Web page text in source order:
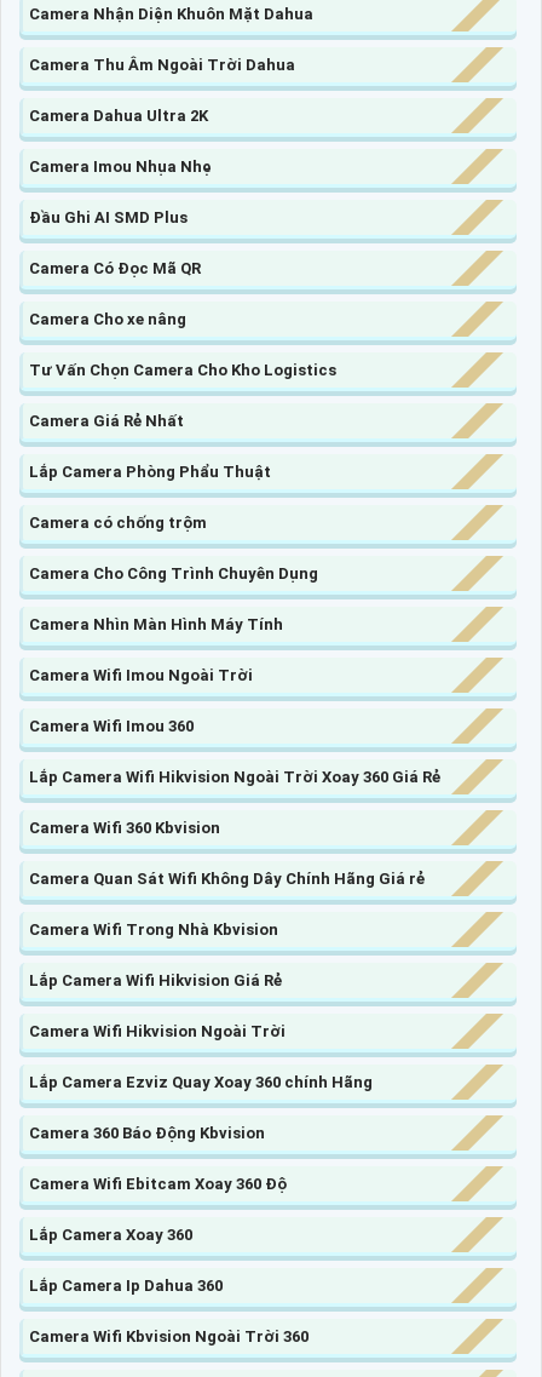
Camera Nhận Diện Khuôn Mặt Dahua
Camera Thu Âm Ngoài Trời Dahua
Camera Dahua Ultra 2K
Camera Imou Nhụa Nhẹ
Đầu Ghi AI SMD Plus
Camera Có Đọc Mã QR
Camera Cho xe nâng
Tư Vấn Chọn Camera Cho Kho Logistics
Camera Giá Rẻ Nhất
Lắp Camera Phòng Phẩu Thuật
Camera có chống trộm
Camera Cho Công Trình Chuyên Dụng
Camera Nhìn Màn Hình Máy Tính
Camera Wifi Imou Ngoài Trời
Camera Wifi Imou 360
Lắp Camera Wifi Hikvision Ngoài Trời Xoay 360 Giá Rẻ
Camera Wifi 360 Kbvision
Camera Quan Sát Wifi Không Dây Chính Hãng Giá rẻ
Camera Wifi Trong Nhà Kbvision
Lắp Camera Wifi Hikvision Giá Rẻ
Camera Wifi Hikvision Ngoài Trời
Lắp Camera Ezviz Quay Xoay 360 chính Hãng
Camera 360 Báo Động Kbvision
Camera Wifi Ebitcam Xoay 360 Độ
Lắp Camera Xoay 360
Lắp Camera Ip Dahua 360
Camera Wifi Kbvision Ngoài Trời 360